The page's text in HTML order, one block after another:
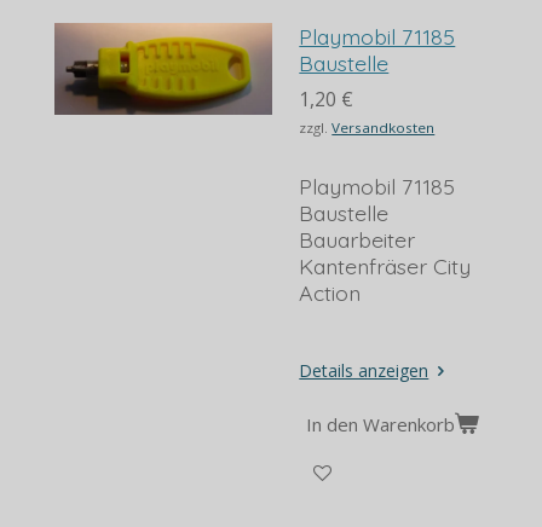
Playmobil 71185
Baustelle
1,20 €
zzgl.Versandkosten
Playmobil 71185
Baustelle
Bauarbeiter
Kantenfräser City
Action
Details anzeigen
In den Warenkorb